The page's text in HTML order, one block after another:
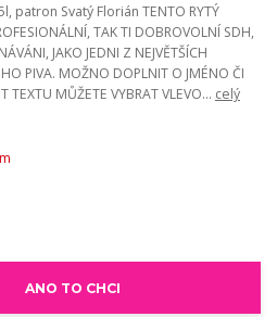
patron Svatý Florián TENTO RYTÝ
TAK TI DOBROVOLNÍ SDH,
JAKO JEDNI Z NEJVĚTŠÍCH
PIVA. MOŽNO DOPLNIT O JMÉNO ČI
TEXTU MŮŽETE VYBRAT VLEVO... celý
ANO TO CHCI